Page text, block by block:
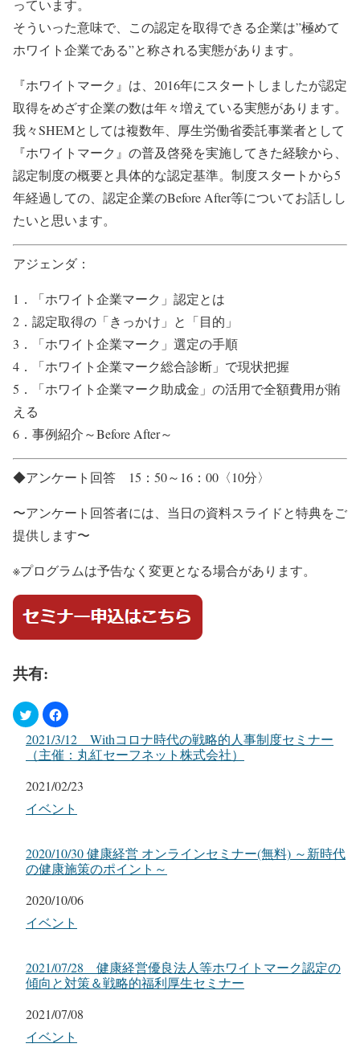
っています。
そういった意味で、この認定を取得できる企業は”極めて
ホワイト企業である”と称される実態があります。
『ホワイトマーク』は、2016年にスタートしましたが認定
取得をめざす企業の数は年々増えている実態があります。
我々SHEMとしては複数年、厚生労働省委託事業者として
『ホワイトマーク』の普及啓発を実施してきた経験から、
認定制度の概要と具体的な認定基準。制度スタートから5
年経過しての、認定企業のBefore After等についてお話しし
たいと思います。
アジェンダ：
1．「ホワイト企業マーク」認定とは
2．認定取得の「きっかけ」と「目的」
3．「ホワイト企業マーク」選定の手順
4．「ホワイト企業マーク総合診断」で現状把握
5．「ホワイト企業マーク助成金」の活用で全額費用が賄
える
6．事例紹介～Before After～
◆アンケート回答 15：50～16：00〈10分〉
〜アンケート回答者には、当日の資料スライドと特典をご
提供します〜
※プログラムは予告なく変更となる場合があります。
共有:
2021/3/12 Withコロナ時代の戦略的人事制度セミナー
（主催：丸紅セーフネット株式会社）
日付
2021/02/23
関連理由
イベント
2020/10/30 健康経営 オンラインセミナー(無料) ～新時代
の健康施策のポイント～
日付
2020/10/06
関連理由
イベント
2021/07/28 健康経営優良法人等ホワイトマーク認定の
傾向と対策＆戦略的福利厚生セミナー
日付
2021/07/08
関連理由
イベント